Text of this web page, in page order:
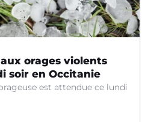
orages violents
soir en Occitanie
est attendue ce lundi